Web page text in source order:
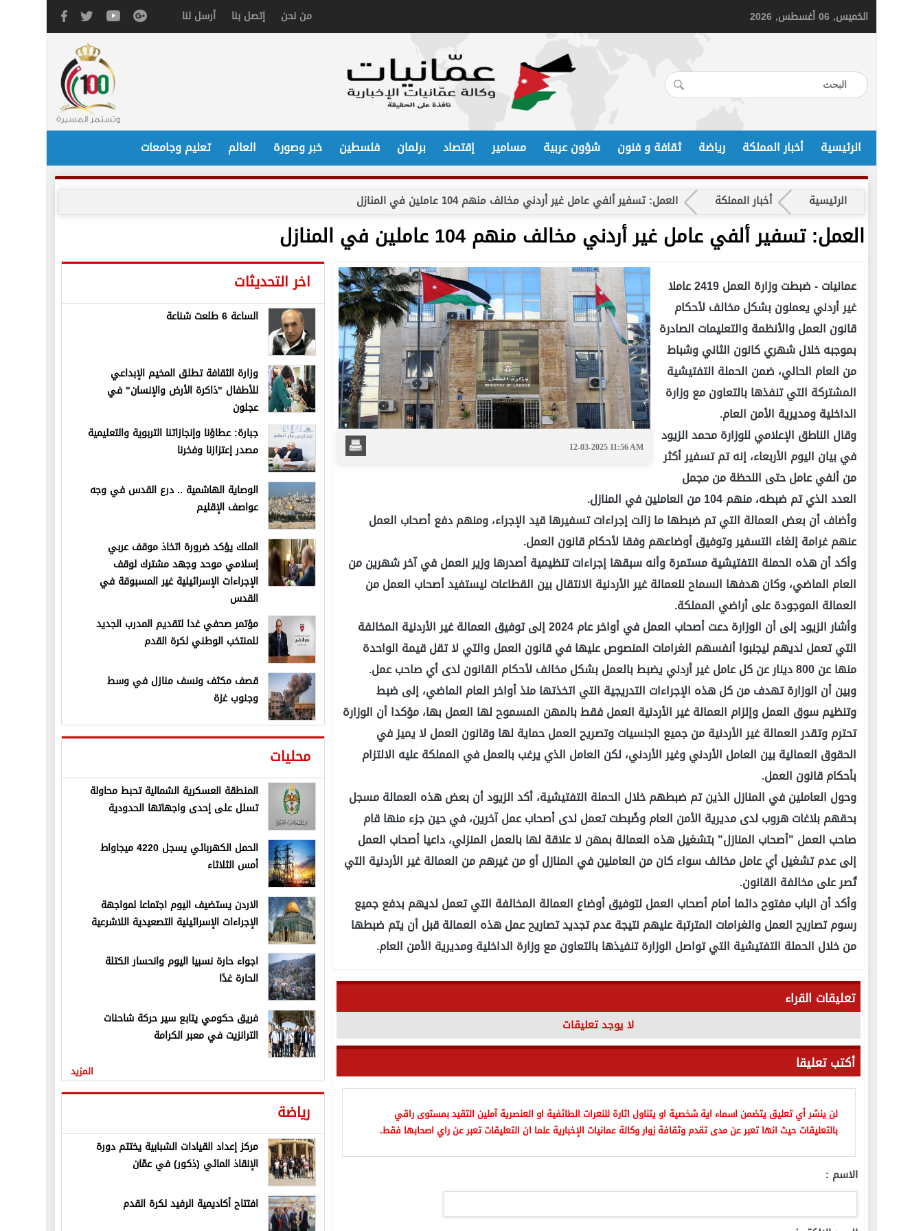
الخميس, 06 أغسطس, 2026 من نحن إتصل بنا أرسل لنا
الرئيسية أخبار المملكة رياضة ثقافة و فنون شؤون عربية مسامير إقتصاد برلمان فلسطين خبر وصورة العالم تعليم وجامعات
الرئيسية أخبار المملكة العمل: تسفير ألفي عامل غير أردني مخالف منهم 104 عاملين في المنازل
العمل: تسفير ألفي عامل غير أردني مخالف منهم 104 عاملين في المنازل
12-03-2025 11:56 AM
عمانيات -
ضبطت وزارة العمل 2419 عاملا
غير أردني يعملون بشكل مخالف لأحكام
قانون العمل والأنظمة والتعليمات الصادرة
بموجبه خلال شهري كانون الثاني وشباط
من العام الحالي، ضمن الحملة التفتيشية
المشتركة التي تنفذها بالتعاون مع وزارة
الداخلية ومديرية الأمن العام.
وقال الناطق الإعلامي للوزارة محمد الزيود
في بيان اليوم الأربعاء، إنه تم تسفير أكثر
من ألفي عامل حتى اللحظة من مجمل
العدد الذي تم ضبطه، منهم 104 من العاملين في المنازل.
وأضاف أن بعض العمالة التي تم ضبطها ما زالت إجراءات تسفيرها قيد الإجراء، ومنهم دفع أصحاب العمل
عنهم غرامة إلغاء التسفير وتوفيق أوضاعهم وفقا لأحكام قانون العمل.
وأكد أن هذه الحملة التفتيشية مستمرة وأنه سبقها إجراءات تنظيمية أصدرها وزير العمل في آخر شهرين من
العام الماضي، وكان هدفها السماح للعمالة غير الأردنية الانتقال بين القطاعات ليستفيد أصحاب العمل من
العمالة الموجودة على أراضي المملكة.
وأشار الزيود إلى أن الوزارة دعت أصحاب العمل في أواخر عام 2024 إلى توفيق العمالة غير الأردنية المخالفة
التي تعمل لديهم ليجنبوا أنفسهم الغرامات المنصوص عليها في قانون العمل والتي لا تقل قيمة الواحدة
منها عن 800 دينار عن كل عامل غير أردني يضبط بالعمل بشكل مخالف لأحكام القانون لدى أي صاحب عمل.
وبين أن الوزارة تهدف من كل هذه الإجراءات التدريجية التي اتخذتها منذ أواخر العام الماضي، إلى ضبط
وتنظيم سوق العمل وإلزام العمالة غير الأردنية العمل فقط بالمهن المسموح لها العمل بها، مؤكدا أن الوزارة
تحترم وتقدر العمالة غير الأردنية من جميع الجنسيات وتصريح العمل حماية لها وقانون العمل لا يميز في
الحقوق العمالية بين العامل الأردني وغير الأردني، لكن العامل الذي يرغب بالعمل في المملكة عليه الالتزام
بأحكام قانون العمل.
وحول العاملين في المنازل الذين تم ضبطهم خلال الحملة التفتيشية، أكد الزيود أن بعض هذه العمالة مسجل
بحقهم بلاغات هروب لدى مديرية الأمن العام وضُبطت تعمل لدى أصحاب عمل آخرين، في حين جزء منها قام
صاحب العمل "أصحاب المنازل" بتشغيل هذه العمالة بمهن لا علاقة لها بالعمل المنزلي، داعيا أصحاب العمل
إلى عدم تشغيل أي عامل مخالف سواء كان من العاملين في المنازل أو من غيرهم من العمالة غير الأردنية التي
تُصر على مخالفة القانون.
وأكد أن الباب مفتوح دائما أمام أصحاب العمل لتوفيق أوضاع العمالة المخالفة التي تعمل لديهم بدفع جميع
رسوم تصاريح العمل والغرامات المترتبة عليهم نتيجة عدم تجديد تصاريح عمل هذه العمالة قبل أن يتم ضبطها
من خلال الحملة التفتيشية التي تواصل الوزارة تنفيذها بالتعاون مع وزارة الداخلية ومديرية الأمن العام.
تعليقات القراء
لا يوجد تعليقات
أكتب تعليقا
لن ينشر أي تعليق يتضمن اسماء اية شخصية او يتناول اثارة للنعرات الطائفية او العنصرية آملين التقيد بمستوى راقي
بالتعليقات حيث انها تعبر عن مدى تقدم وثقافة زوار وكالة عمانيات الإخبارية علما ان التعليقات تعبر عن راي اصحابها فقط.
الاسم :
اخر التحديثات
الساعة 6 طلعت شناعة
وزارة الثقافة تطلق المخيم الإبداعي
للأطفال "ذاكرة الأرض والإنسان" في
عجلون
جبارة: عطاؤنا وإنجازاتنا التربوية والتعليمية
مصدر إعتزازنا وفخرنا
الوصاية الهاشمية .. درع القدس في وجه
عواصف الإقليم
الملك يؤكد ضرورة اتخاذ موقف عربي
إسلامي موحد وجهد مشترك لوقف
الإجراءات الإسرائيلية غير المسبوقة في
القدس
مؤتمر صحفي غدا لتقديم المدرب الجديد
للمنتخب الوطني لكرة القدم
قصف مكثف ونسف منازل في وسط
وجنوب غزة
محليات
المنطقة العسكرية الشمالية تحبط محاولة
تسلل على إحدى واجهاتها الحدودية
الحمل الكهربائي يسجل 4220 ميجاواط
أمس الثلاثاء
الاردن يستضيف اليوم اجتماعا لمواجهة
الإجراءات الإسرائيلية التصعيدية اللاشرعية
اجواء حارة نسبيا اليوم وانحسار الكتلة
الحارة غدًا
فريق حكومي يتابع سير حركة شاحنات
الترانزيت في معبر الكرامة
المزيد
رياضة
مركز إعداد القيادات الشبابية يختتم دورة
الإنقاذ المائي (ذكور) في عمّان
افتتاح أكاديمية الرفيد لكرة القدم